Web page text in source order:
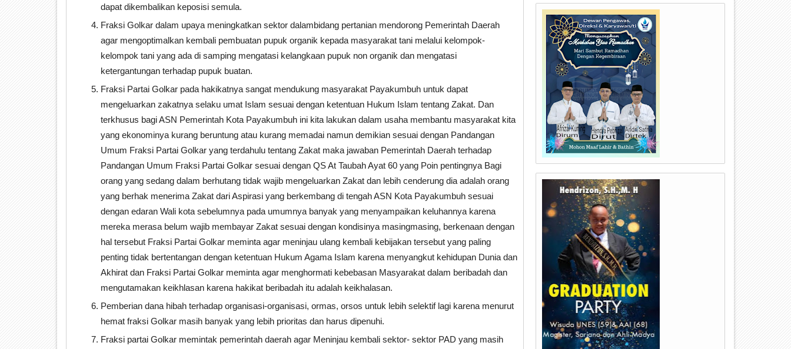
dapat dikembalikan keposisi semula.
Fraksi Golkar dalam upaya meningkatkan sektor dalambidang pertanian mendorong Pemerintah Daerah
agar mengoptimalkan kembali pembuatan pupuk organik kepada masyarakat tani melalui kelompok-
kelompok tani yang ada di samping mengatasi kelangkaan pupuk non organik dan mengatasi
ketergantungan terhadap pupuk buatan.
Fraksi Partai Golkar pada hakikatnya sangat mendukung masyarakat Payakumbuh untuk dapat
mengeluarkan zakatnya selaku umat Islam sesuai dengan ketentuan Hukum Islam tentang Zakat. Dan
terkhusus bagi ASN Pemerintah Kota Payakumbuh ini kita lakukan dalam usaha membantu masyarakat kita
yang ekonominya kurang beruntung atau kurang memadai namun demikian sesuai dengan Pandangan
Umum Fraksi Partai Golkar yang terdahulu tentang Zakat maka jawaban Pemerintah Daerah terhadap
Pandangan Umum Fraksi Partai Golkar sesuai dengan QS At Taubah Ayat 60 yang Poin pentingnya Bagi
orang yang sedang dalam berhutang tidak wajib mengeluarkan Zakat dan lebih cenderung dia adalah orang
yang berhak menerima Zakat dari Aspirasi yang berkembang di tengah ASN Kota Payakumbuh sesuai
dengan edaran Wali kota sebelumnya pada umumnya banyak yang menyampaikan keluhannya karena
mereka merasa belum wajib membayar Zakat sesuai dengan kondisinya masingmasing, berkenaan dengan
hal tersebut Fraksi Partai Golkar meminta agar meninjau ulang kembali kebijakan tersebut yang paling
penting tidak bertentangan dengan ketentuan Hukum Agama Islam karena menyangkut kehidupan Dunia dan
Akhirat dan Fraksi Partai Golkar meminta agar menghormati kebebasan Masyarakat dalam beribadah dan
mengutamakan keikhlasan karena hakikat beribadah itu adalah keikhalasan.
Pemberian dana hibah terhadap organisasi-organisasi, ormas, orsos untuk lebih selektif lagi karena menurut
hemat fraksi Golkar masih banyak yang lebih prioritas dan harus dipenuhi.
Fraksi partai Golkar memintak pemerintah daerah agar Meninjau kembali sektor- sektor PAD yang masih